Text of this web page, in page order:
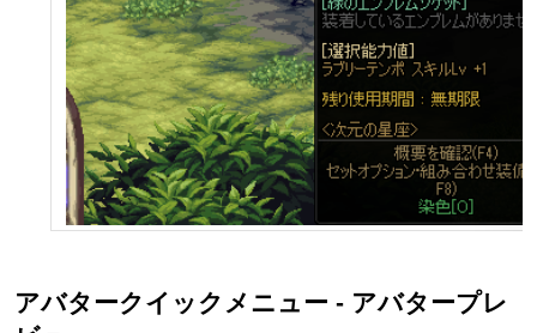
アバタークイックメニュー - アバタープレ